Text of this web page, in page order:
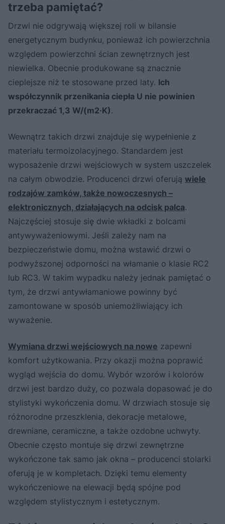
trzeba pamiętać?
Drzwi nie odgrywają większej roli w bilansie
energetycznym budynku, ponieważ ich powierzchnia
względem powierzchni ścian zewnętrznych jest
niewielka. Obecnie produkowane są znacznie
cieplejsze niż te stosowane przed laty. Ich
współczynnik przenikania ciepła U nie powinien
przekraczać 1,3 W/(m2·K).
Wewnątrz takich drzwi znajduje się wypełnienie z
materiału termoizolacyjnego. Standardem jest
wyposażenie drzwi wejściowych w system uszczelek
na całym obwodzie. Producenci drzwi oferują wiele
rodzajów zamków, także nowoczesnych –
elektronicznych, działających na odcisk palca.
Najczęściej stosuje się dwie wkładki z bolcami
antywyważeniowymi. Jeśli zależy nam na
bezpieczeństwie domu, można wstawić drzwi o
podwyższonej odporności na włamanie o klasie RC2
lub RC3. W takim wypadku należy jednak pamiętać o
tym, że drzwi antywłamaniowe powinny być
zamontowane w sposób uniemożliwiający ich
wyważenie.
Wymiana drzwi wejściowych na nowe zapewni
komfort użytkowania. Przy okazji można poprawić
wygląd wejścia do domu. Wybór wzorów i kolorów
drzwi jest bardzo duży, co pozwala dopasować je do
stylistyki wykończenia domu. W drzwiach stosuje się
różnorodne przeszklenia, dekoracje metalowe,
drewniane, ceramiczne, a także ozdobne uchwyty.
Obecnie często montuje się drzwi zewnętrzne
wykończone tak samo jak okna – producenci stolarki
oferują je w kompletach. Dzięki temu elementy
wykończeniowe na elewacji będą spójne pod
względem stylistycznym i estetycznym.